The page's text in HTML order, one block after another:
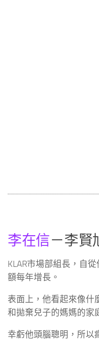
李在信－李賢
KLAR市場部組長，自
額每年增長。
表面上，他看起來像什
和拋棄兒子的媽媽的家
幸虧他頭腦聰明，所以